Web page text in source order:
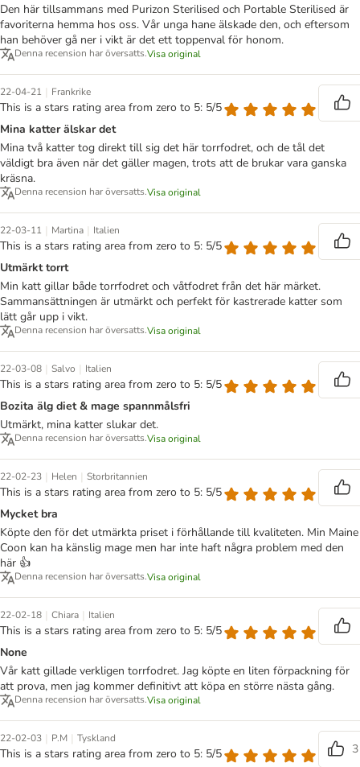
Den här tillsammans med Purizon Sterilised och Portable Sterilised är
favoriterna hemma hos oss. Vår unga hane älskade den, och eftersom
han behöver gå ner i vikt är det ett toppenval för honom.
Denna recension har översatts.Visa original
22-04-21 | Frankrike
This is a stars rating area from zero to 5: 5/5
Mina katter älskar det
Mina två katter tog direkt till sig det här torrfodret, och de tål det
väldigt bra även när det gäller magen, trots att de brukar vara ganska
kräsna.
Denna recension har översatts.Visa original
22-03-11 | Martina | Italien
This is a stars rating area from zero to 5: 5/5
Utmärkt torrt
Min katt gillar både torrfodret och våtfodret från det här märket.
Sammansättningen är utmärkt och perfekt för kastrerade katter som
lätt går upp i vikt.
Denna recension har översatts.Visa original
22-03-08 | Salvo | Italien
This is a stars rating area from zero to 5: 5/5
Bozita älg diet & mage spannmålsfri
Utmärkt, mina katter slukar det.
Denna recension har översatts.Visa original
22-02-23 | Helen | Storbritannien
This is a stars rating area from zero to 5: 5/5
Mycket bra
Köpte den för det utmärkta priset i förhållande till kvaliteten. Min Maine
Coon kan ha känslig mage men har inte haft några problem med den
här 👍
Denna recension har översatts.Visa original
22-02-18 | Chiara | Italien
This is a stars rating area from zero to 5: 5/5
None
Vår katt gillade verkligen torrfodret. Jag köpte en liten förpackning för
att prova, men jag kommer definitivt att köpa en större nästa gång.
Denna recension har översatts.Visa original
22-02-03 | P.M | Tyskland
This is a stars rating area from zero to 5: 5/5
3